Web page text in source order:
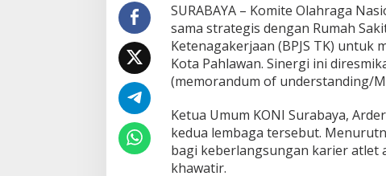
l
e
t
SURABAYA – Komite Olahraga
sama strategis dengan Rumah
Ketenagakerjaan (BPJS TK)
Kota Pahlawan. Sinergi ini
(memorandum of understanding/
Ketua Umum KONI Surabaya,
kedua lembaga tersebut.
bagi keberlangsungan karier atlet
khawatir.